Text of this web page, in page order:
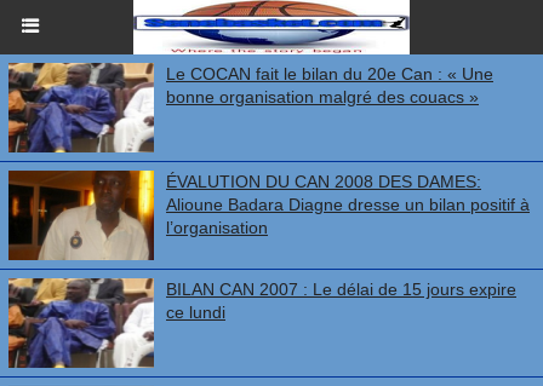
Le COCAN fait le bilan du 20e Can : « Une
bonne organisation malgré des couacs »
ÉVALUTION DU CAN 2008 DES DAMES:
Alioune Badara Diagne dresse un bilan positif à
l’organisation
BILAN CAN 2007 : Le délai de 15 jours expire
ce lundi